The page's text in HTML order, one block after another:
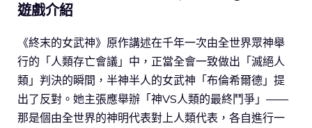
遊戲介紹
《終末的女武神》原作講述在千年一次由全世界眾神舉
行的「人類存亡會議」中，正當全會一致做出「滅絕人
類」判決的瞬間，半神半人的女武神「布倫希爾德」提
出了反對。她主張應舉辦「神VS人類的最終鬥爭」——
那是個由全世界的神明代表對上人類代表，各自進行一